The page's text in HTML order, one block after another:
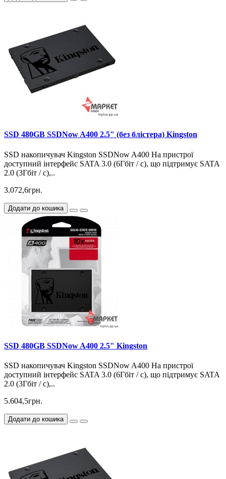
SSD 480GB SSDNow A400 2.5" (без блістера) Kingston
SSD накопичувач Kingston SSDNow A400 На пристрої
доступний інтерфейс SATA 3.0 (6Гбіт / с), що підтримує SATA
2.0 (3Гбіт / с),..
3.072,6грн.
Додати до кошика
SSD 480GB SSDNow A400 2.5" Kingston
SSD накопичувач Kingston SSDNow A400 На пристрої
доступний інтерфейс SATA 3.0 (6Гбіт / с), що підтримує SATA
2.0 (3Гбіт / с),..
5.604,5грн.
Додати до кошика